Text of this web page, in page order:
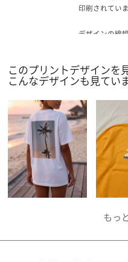
印刷されていま
デザインの線
このプリントデザインを
こんなデザインも見てい